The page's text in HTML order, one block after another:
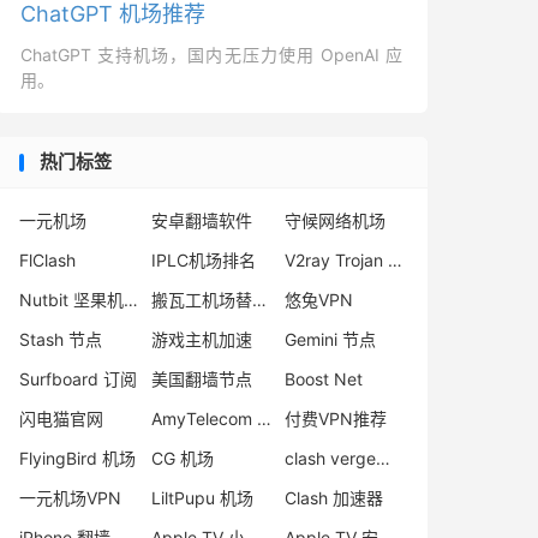
ChatGPT 机场推荐
ChatGPT 支持机场，国内无压力使用 OpenAI 应
用。
热门标签
一元机场 安卓翻墙软件
守候网络机场
FlClash
IPLC机场排名
V2ray Trojan 区别
Nutbit 坚果机场
搬瓦工机场替代品
悠兔VPN
Stash 节点
游戏主机加速
Gemini 节点
Surfboard 订阅
美国翻墙节点
Boost Net
闪电猫官网
AmyTelecom 评测
付费VPN推荐
FlyingBird 机场
CG 机场
clash verge节点购买
一元机场VPN
LiltPupu 机场
Clash 加速器